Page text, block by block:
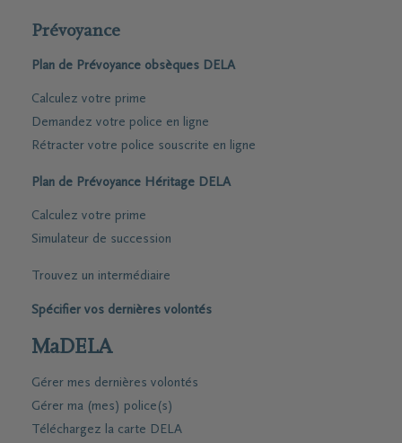
Prévoyance
Plan de Prévoyance obsèques DELA
Calculez votre prime
Demandez votre police en ligne
Rétracter votre police souscrite en ligne
Plan de Prévoyance Héritage DELA
Calculez votre prime
Simulateur de succession
Trouvez un intermédiaire
Spécifier vos dernières volontés
MaDELA
Gérer mes dernières volontés
Gérer ma (mes) police(s)
Téléchargez la carte DELA